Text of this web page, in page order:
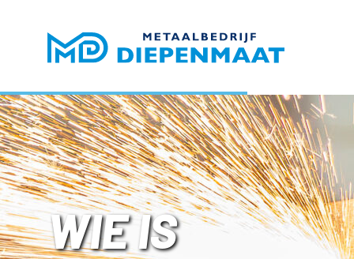
WIE IS